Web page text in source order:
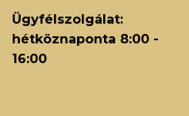
Ügyfélszolgálat:
hétköznaponta 8:00 -
16:00